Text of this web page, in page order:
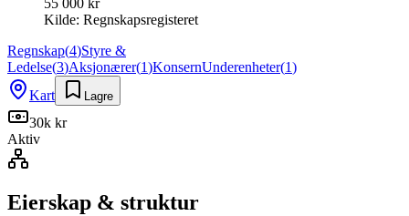
Kilde: Regnskapsregisteret
Regnskap(4)Styre &
Ledelse(3)Aksjonærer(1)KonsernUnderenheter(1)
Kart
Lagre
30k kr
Aktiv
Eierskap & struktur